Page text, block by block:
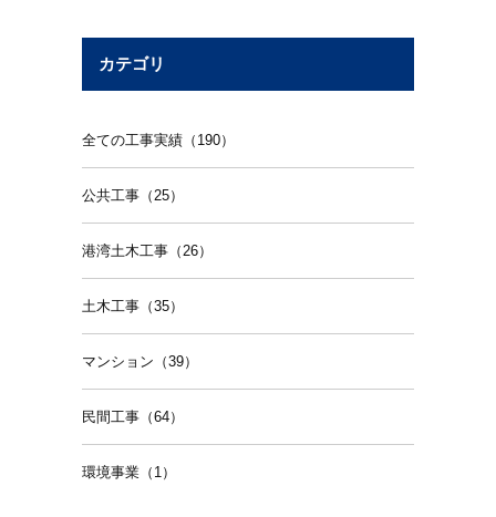
カテゴリ
全ての工事実績（190）
公共工事（25）
港湾土木工事（26）
土木工事（35）
マンション（39）
民間工事（64）
環境事業（1）